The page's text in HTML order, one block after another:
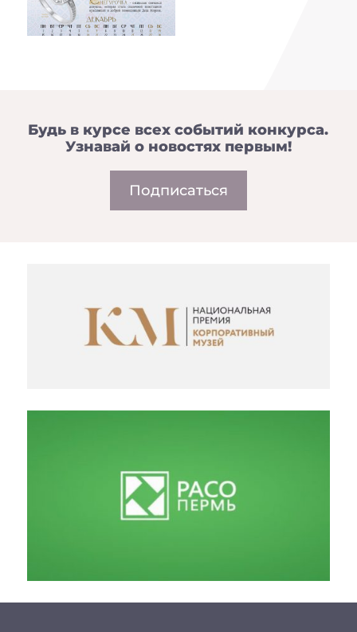
Будь в курсе всех событий конкурса.
Узнавай о новостях первым!
Подписаться